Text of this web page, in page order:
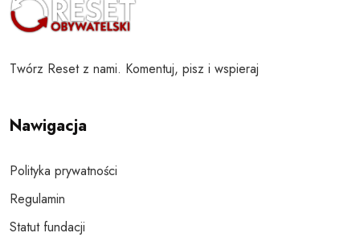
Twórz Reset z nami. Komentuj, pisz i wspieraj
Nawigacja
Polityka prywatności
Regulamin
Statut fundacji